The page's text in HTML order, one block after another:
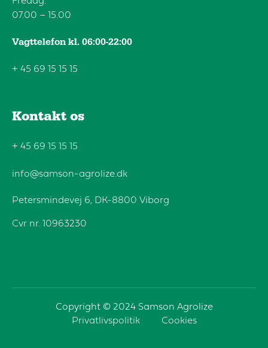
07.00 – 15.00
Vagttelefon kl. 06:00-22:00
+ 45 69 15 15 15
Kontakt os
+ 45 69 15 15 15
info@samson-agrolize.dk
Petersmindevej 6, DK-8800 Viborg
Cvr nr. 10963230
Copyright © 2024 Samson Agrolize
Privatlivspolitik
Cookies